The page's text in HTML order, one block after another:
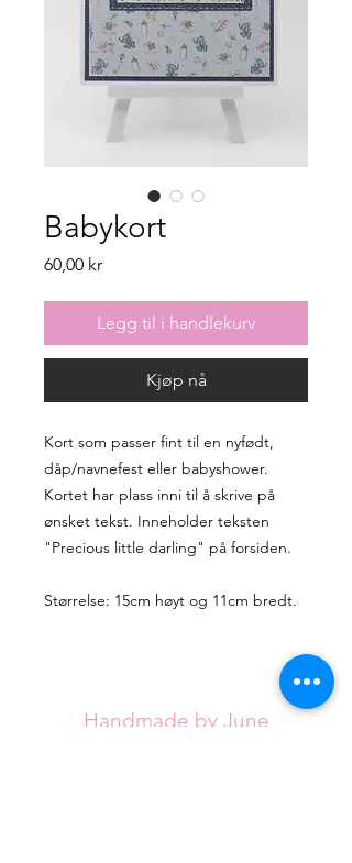
Babykort
60,00 krPris
Legg til i handlekurv
Kjøp nå
Kort som passer fint til en nyfødt,
dåp/navnefest eller babyshower.
Kortet har plass inni til å skrive på
ønsket tekst. Inneholder teksten
"Precious little darling" på forsiden.
Størrelse: 15cm høyt og 11cm bredt.
Handmade by June